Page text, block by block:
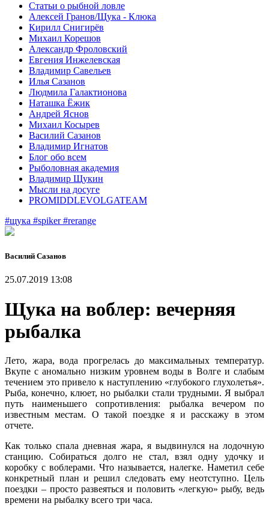
Статьи о рыбной ловле
Алексей Гранов/Щука - Клюка
Кирилл Снигирёв
Михаил Корешов
Александр Фроловский
Евгения Инжелевская
Владимир Савельев
Илья Сазанов
Людмила Галактионова
Наташка Ёжик
Андрей Яснов
Михаил Косырев
Василий Сазанов
Владимир Игнатов
Блог обо всем
Рыболовная академия
Владимир Щукин
Мысли на досуге
PROMIDDLEVOLGATEAM
#щука #spiker#rerange
Василий Сазанов
25.07.2019 13:08
Щука на воблер: вечерняя
рыбалка
Лето, жара, вода прогрелась до максимальных температур.
Вкупе с аномально низким уровнем воды в Волге и слабым
течением это привело к наступлению «глубокого глухолетья».
Рыба, конечно, клюет, но рыбалки стали трудными. Я выбрал
путь наименьшего сопротивления: рыбалка вечером по
известным местам. О такой поездке я и расскажу в этом
отчете.
Как только спала дневная жара, я выдвинулся на лодочную
станцию. Собираться долго не стал, взял одну удочку и
коробку с воблерами. Что называется, налегке. Наметил себе
конкретный план и решил следовать ему неотступно. Цель
поездки – просто развеяться и половить «легкую» рыбу, ведь
времени на рыбалку всего три часа.